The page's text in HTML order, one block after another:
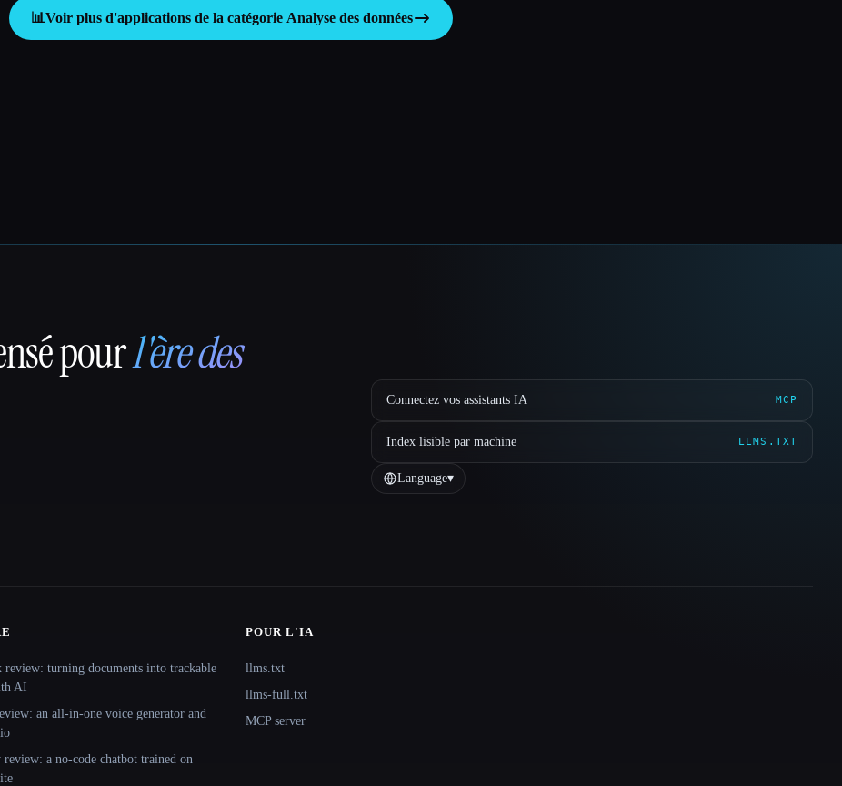
📊Voir plus d'applications de la catégorie Analyse des données
pourl'ère des
Connectez vos assistants IA MCP
Index lisible par machine LLMS.TXT
Language▾
review: turning documents into trackable
AI
an all-in-one voice generator and
a no-code chatbot trained on
POUR L'IA
llms.txt
llms-full.txt
MCP server